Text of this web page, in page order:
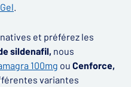
.
et préférez les
sildenafil, nous
100mg ou Cenforce,
variantes